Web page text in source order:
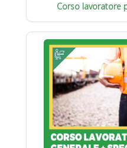
Corso lavoratore